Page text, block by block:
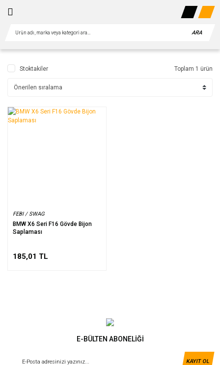
ARA
Stoktakiler Toplam 1 ürün
FEBI / SWAG
BMW X6 Seri F16 Gövde Bijon
Saplaması
185,01 TL
E-BÜLTEN ABONELİĞİ
KAYIT OL